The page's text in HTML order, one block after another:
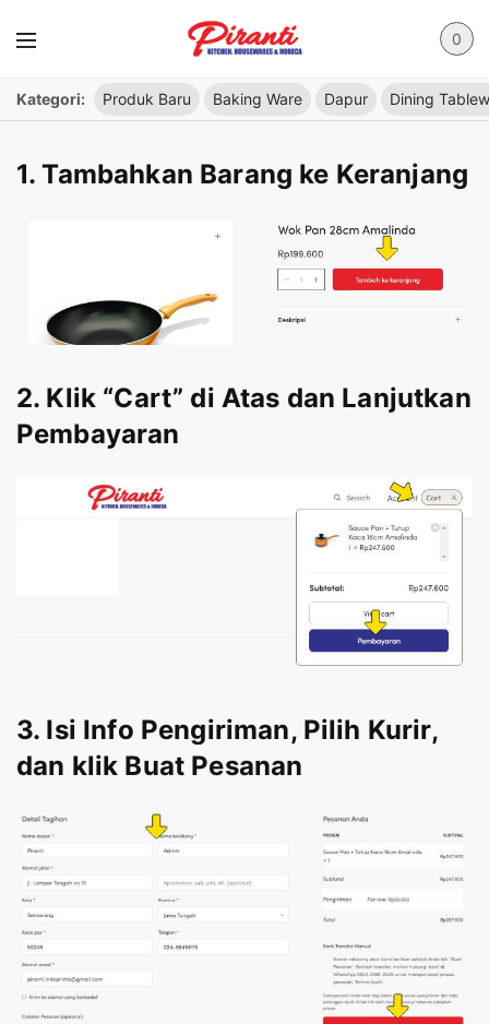
0
Kategori: Produk Baru Baking Ware Dapur Dining
1. Tambahkan Barang ke Keranjang
2. Klik “Cart” di Atas dan Lanjutkan
Pembayaran
3. Isi Info Pengiriman, Pilih Kurir,
dan klik Buat Pesanan